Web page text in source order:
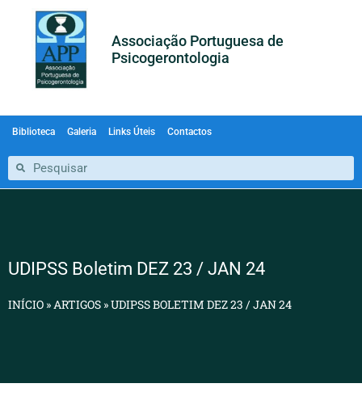
Associação Portuguesa de
Psicogerontologia
Biblioteca Galeria Links Úteis Contactos
UDIPSS Boletim DEZ 23 / JAN 24
INÍCIO »ARTIGOS »UDIPSS BOLETIM DEZ 23 / JAN 24